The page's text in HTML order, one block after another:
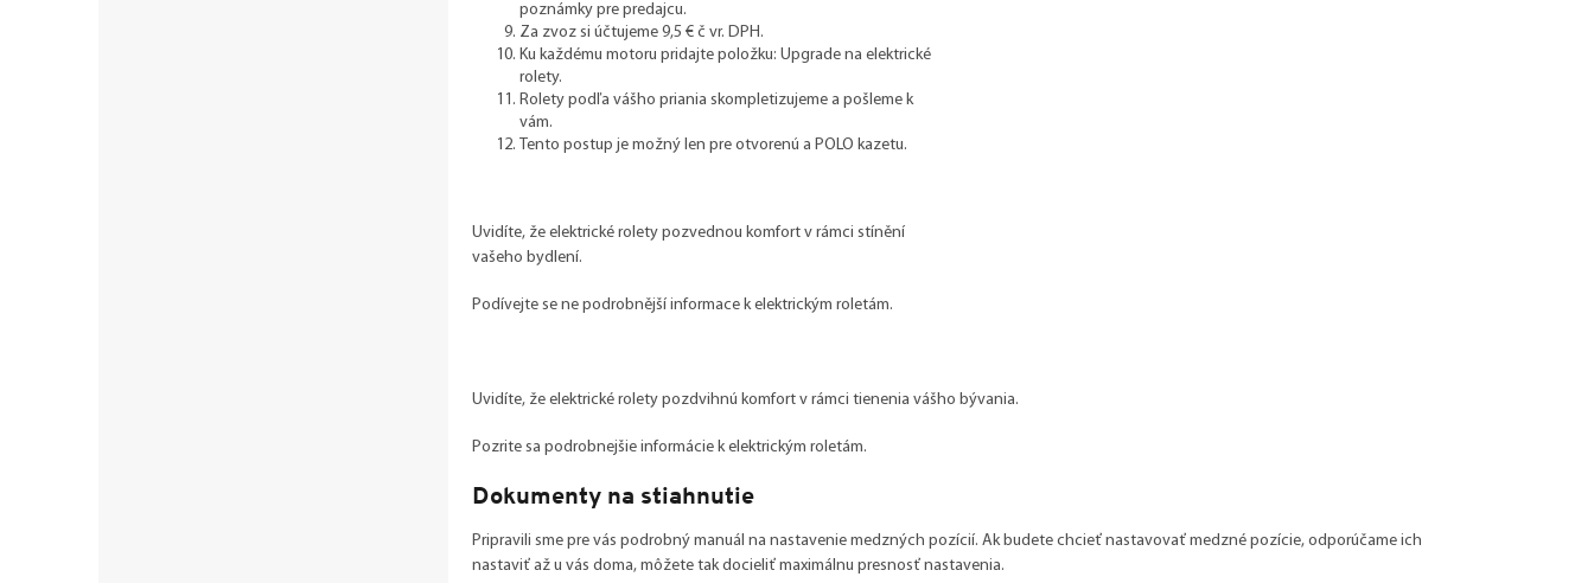
poznámky pre predajcu.
Za zvoz si účtujeme 9,5 € č vr. DPH.
Ku každému motoru pridajte položku: Upgrade na elektrické
rolety.
Rolety podľa vášho priania skompletizujeme a pošleme k
vám.
Tento postup je možný len pre otvorenú a POLO kazetu.
Uvidíte, že elektrické rolety pozvednou komfort v rámci stínění
vašeho bydlení.
Podívejte se ne podrobnější informace k elektrickým roletám.
Uvidíte, že elektrické rolety pozdvihnú komfort v rámci tienenia vášho bývania.
Pozrite sa podrobnejšie informácie k elektrickým roletám.
Dokumenty na stiahnutie
Pripravili sme pre vás podrobný manuál na nastavenie medzných pozícií. Ak budete chcieť nastavovať medzné pozície, odporúčame ich
nastaviť až u vás doma, môžete tak docieliť maximálnu presnosť nastavenia.